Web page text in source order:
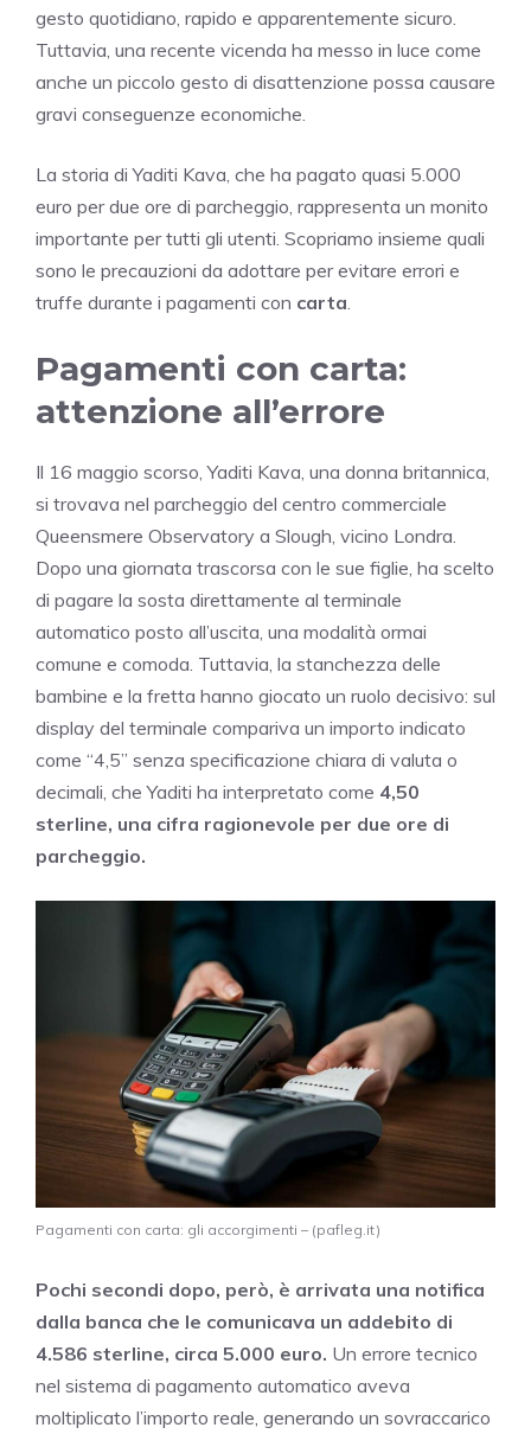
gesto quotidiano, rapido e apparentemente sicuro.
Tuttavia, una recente vicenda ha messo in luce come
anche un piccolo gesto di disattenzione possa causare
gravi conseguenze economiche.
La storia di Yaditi Kava, che ha pagato quasi 5.000
euro per due ore di parcheggio, rappresenta un monito
importante per tutti gli utenti. Scopriamo insieme quali
sono le precauzioni da adottare per evitare errori e
truffe durante i pagamenti con carta.
Pagamenti con carta:
attenzione all’errore
Il 16 maggio scorso, Yaditi Kava, una donna britannica,
si trovava nel parcheggio del centro commerciale
Queensmere Observatory a Slough, vicino Londra.
Dopo una giornata trascorsa con le sue figlie, ha scelto
di pagare la sosta direttamente al terminale
automatico posto all’uscita, una modalità ormai
comune e comoda. Tuttavia, la stanchezza delle
bambine e la fretta hanno giocato un ruolo decisivo: sul
display del terminale compariva un importo indicato
come “4,5” senza specificazione chiara di valuta o
decimali, che Yaditi ha interpretato come 4,50
sterline, una cifra ragionevole per due ore di
parcheggio.
Pagamenti con carta: gli accorgimenti – (pafleg.it)
Pochi secondi dopo, però, è arrivata una notifica
dalla banca che le comunicava un addebito di
4.586 sterline, circa 5.000 euro. Un errore tecnico
nel sistema di pagamento automatico aveva
moltiplicato l’importo reale, generando un sovraccarico